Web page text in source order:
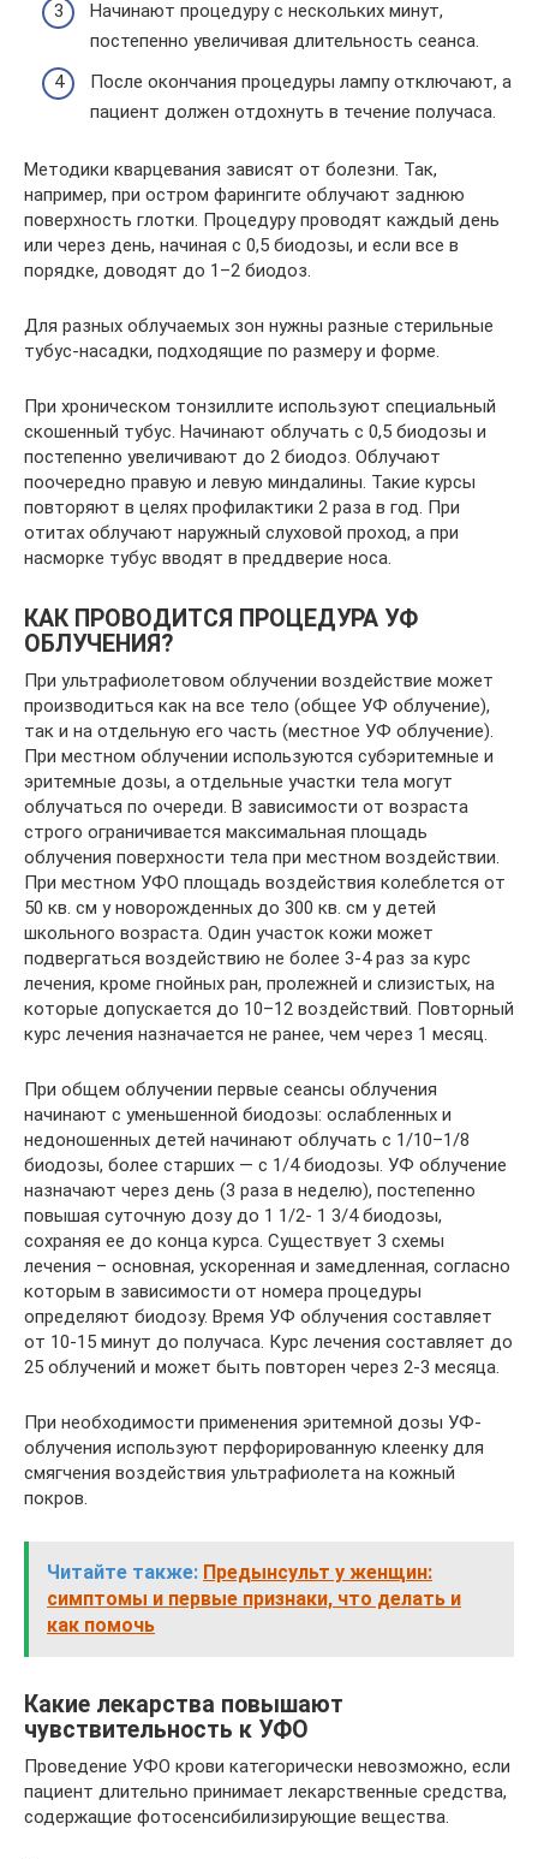
Начинают процедуру с нескольких минут,
постепенно увеличивая длительность сеанса.
После окончания процедуры лампу отключают, а
пациент должен отдохнуть в течение получаса.
Методики кварцевания зависят от болезни. Так,
например, при остром фарингите облучают заднюю
поверхность глотки. Процедуру проводят каждый день
или через день, начиная с 0,5 биодозы, и если все в
порядке, доводят до 1–2 биодоз.
Для разных облучаемых зон нужны разные стерильные
тубус-насадки, подходящие по размеру и форме.
При хроническом тонзиллите используют специальный
скошенный тубус. Начинают облучать с 0,5 биодозы и
постепенно увеличивают до 2 биодоз. Облучают
поочередно правую и левую миндалины. Такие курсы
повторяют в целях профилактики 2 раза в год. При
отитах облучают наружный слуховой проход, а при
насморке тубус вводят в преддверие носа.
КАК ПРОВОДИТСЯ ПРОЦЕДУРА УФ
ОБЛУЧЕНИЯ?
При ультрафиолетовом облучении воздействие может
производиться как на все тело (общее УФ облучение),
так и на отдельную его часть (местное УФ облучение).
При местном облучении используются субэритемные и
эритемные дозы, а отдельные участки тела могут
облучаться по очереди. В зависимости от возраста
строго ограничивается максимальная площадь
облучения поверхности тела при местном воздействии.
При местном УФО площадь воздействия колеблется от
50 кв. см у новорожденных до 300 кв. см у детей
школьного возраста. Один участок кожи может
подвергаться воздействию не более 3-4 раз за курс
лечения, кроме гнойных ран, пролежней и слизистых, на
которые допускается до 10–12 воздействий. Повторный
курс лечения назначается не ранее, чем через 1 месяц.
При общем облучении первые сеансы облучения
начинают с уменьшенной биодозы: ослабленных и
недоношенных детей начинают облучать с 1/10–1/8
биодозы, более старших — с 1/4 биодозы. УФ облучение
назначают через день (3 раза в неделю), постепенно
повышая суточную дозу до 1 1/2- 1 3/4 биодозы,
сохраняя ее до конца курса. Существует 3 схемы
лечения – основная, ускоренная и замедленная, согласно
которым в зависимости от номера процедуры
определяют биодозу. Время УФ облучения составляет
от 10-15 минут до получаса. Курс лечения составляет до
25 облучений и может быть повторен через 2-3 месяца.
При необходимости применения эритемной дозы УФ-
облучения используют перфорированную клеенку для
смягчения воздействия ультрафиолета на кожный
покров.
Читайте также: Предынсульт у женщин:
симптомы и первые признаки, что делать и
как помочь
Какие лекарства повышают
чувствительность к УФО
Проведение УФО крови категорически невозможно, если
пациент длительно принимает лекарственные средства,
содержащие фотосенсибилизирующие вещества.